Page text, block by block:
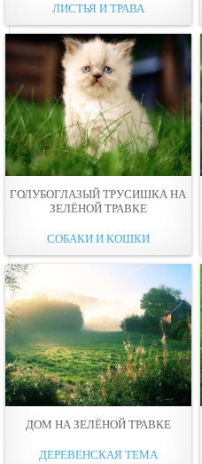
ЛИСТЬЯ И ТРАВА
ГОЛУБОГЛАЗЫЙ ТРУСИШКА НА
ЗЕЛЁНОЙ ТРАВКЕ
СОБАКИ И КОШКИ
ДОМ НА ЗЕЛЁНОЙ ТРАВКЕ
ДЕРЕВЕНСКАЯ ТЕМА